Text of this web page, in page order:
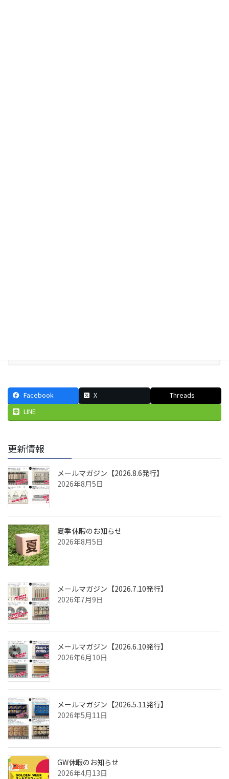
Facebook X
Threads
LINE
更新情報
メールマガジン【2026.8.6発行】
2026年8月5日
夏季休暇のお知らせ
2026年8月5日
メールマガジン【2026.7.10発行】
2026年7月9日
メールマガジン【2026.6.10発行】
2026年6月10日
メールマガジン【2026.5.11発行】
2026年5月11日
GW休暇のお知らせ
2026年4月13日